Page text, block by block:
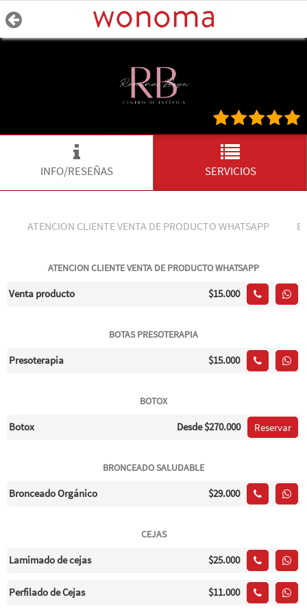
INFO/RESEÑAS SERVICIOS
ATENCION CLIENTE VENTA DE PRODUCTO WHATSAPP
ATENCION CLIENTE VENTA DE PRODUCTO WHATSAPP
Venta producto $15.000
BOTAS PRESOTERAPIA
Presoterapia $15.000
BOTOX
Botox Desde$270.000 Reservar
BRONCEADO SALUDABLE
Bronceado Orgánico $29.000
CEJAS
Lamimado de cejas $25.000
Perfilado de Cejas $11.000